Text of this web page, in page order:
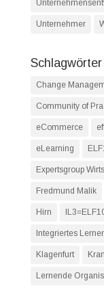
Unternehmer
Schlagwörter
Change
Community of
eCommerce
eLearning
Expertsgroup
Fredmund Malik
Hirn
Integriertes
Klagenfurt
Lernende